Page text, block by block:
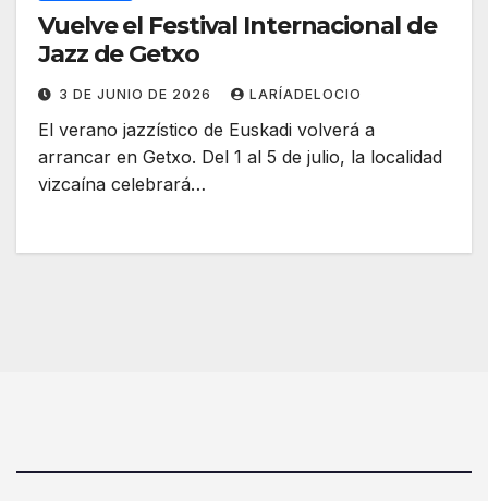
Vuelve el Festival Internacional de
Jazz de Getxo
3 DE JUNIO DE 2026 LARÍADELOCIO
El verano jazzístico de Euskadi volverá a
arrancar en Getxo. Del 1 al 5 de julio, la localidad
vizcaína celebrará…